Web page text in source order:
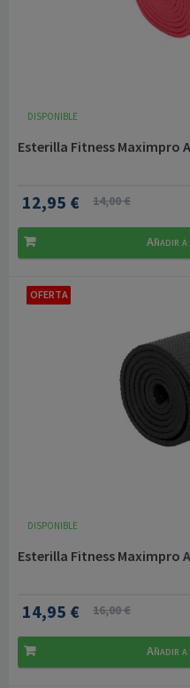
DISPONIBLE
Esterilla Fitness Maximpro
12,95 € 14,00 €
Añadir
OFERTA
DISPONIBLE
Esterilla Fitness Maximpro
14,95 € 16,00 €
Añadir